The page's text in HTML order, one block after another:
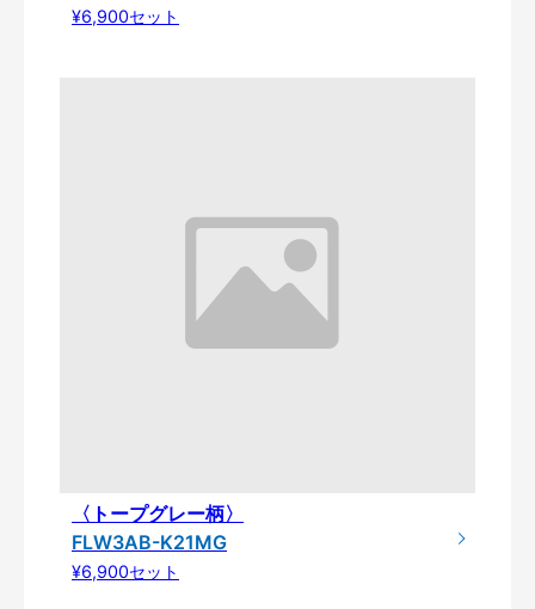
¥6,900セット
〈トープグレー柄〉
FLW3AB-K21MG
¥6,900セット